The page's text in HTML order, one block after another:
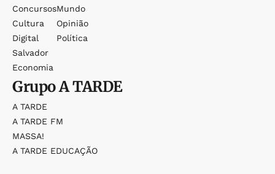
Concursos
Cultura
Digital
Salvador
Economia
Mundo
Opinião
Política
GrupoA TARDE
A TARDE
A TARDE FM
MASSA!
A TARDE EDUCAÇÃO